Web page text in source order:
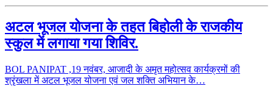
अटल भूजल योजना के तहत बिहोली के राजकीय
स्कुल में लगाया गया शिविर.
BOL PANIPAT ,19 नवंबर, आजादी के अमृत महोत्सव कार्यक्रमों की
श्रृंखला में अटल भूजल योजना एवं जल शक्ति अभियान के…